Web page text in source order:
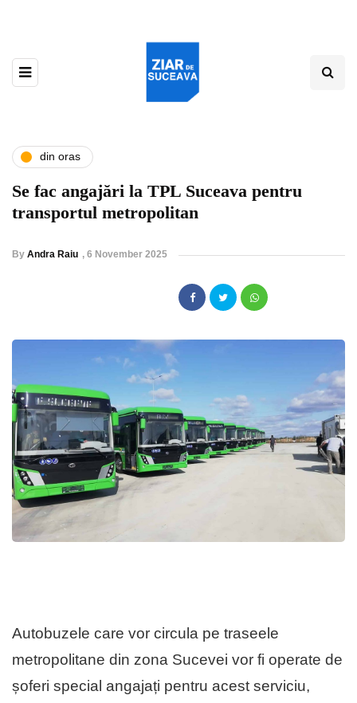
din oras
Se fac angajări la TPL Suceava pentru
transportul metropolitan
By Andra Raiu , 6 November 2025
Autobuzele care vor circula pe traseele
metropolitane din zona Sucevei vor fi operate de
șoferi special angajați pentru acest serviciu,